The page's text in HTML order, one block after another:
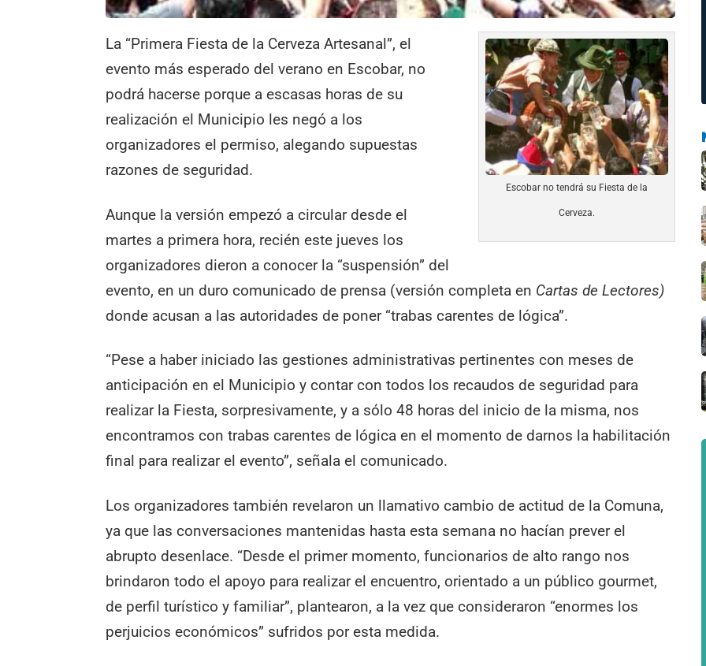
Escobar no tendrá su Fiesta de la
Cerveza.
La “Primera Fiesta de la Cerveza Artesanal”, el
evento más esperado del verano en Escobar, no
podrá hacerse porque a escasas horas de su
realización el Municipio les negó a los
organizadores el permiso, alegando supuestas
razones de seguridad.
Aunque la versión empezó a circular desde el
martes a primera hora, recién este jueves los
organizadores dieron a conocer la “suspensión” del
evento, en un duro comunicado de prensa (versión completa en Cartas de Lectores)
donde acusan a las autoridades de poner “trabas carentes de lógica”.
“Pese a haber iniciado las gestiones administrativas pertinentes con meses de
anticipación en el Municipio y contar con todos los recaudos de seguridad para
realizar la Fiesta, sorpresivamente, y a sólo 48 horas del inicio de la misma, nos
encontramos con trabas carentes de lógica en el momento de darnos la habilitación
final para realizar el evento”, señala el comunicado.
Los organizadores también revelaron un llamativo cambio de actitud de la Comuna,
ya que las conversaciones mantenidas hasta esta semana no hacían prever el
abrupto desenlace. “Desde el primer momento, funcionarios de alto rango nos
brindaron todo el apoyo para realizar el encuentro, orientado a un público gourmet,
de perfil turístico y familiar”, plantearon, a la vez que consideraron “enormes los
perjuicios económicos” sufridos por esta medida.